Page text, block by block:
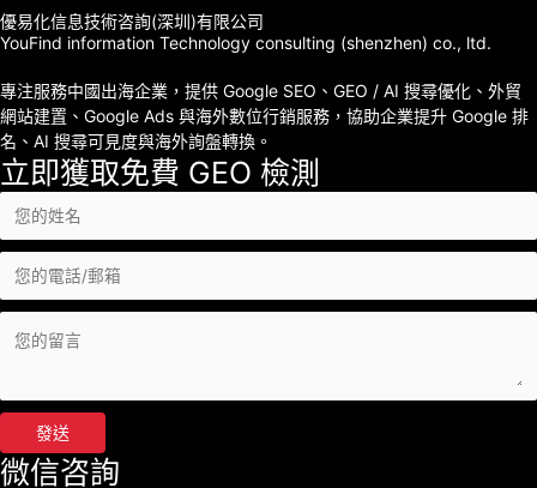
優易化信息技術咨詢(深圳)有限公司
YouFind information Technology consulting (shenzhen) co., ltd.
專注服務中國出海企業，提供 Google SEO、GEO / AI 搜尋優化、外貿
網站建置、Google Ads 與海外數位行銷服務，協助企業提升 Google 排
名、AI 搜尋可見度與海外詢盤轉換。
立即獲取免費 GEO 檢測
發送
微信咨詢